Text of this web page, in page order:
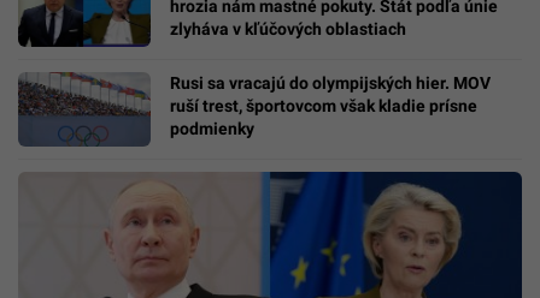
hrozia nám mastné pokuty. Štát podľa únie
zlyháva v kľúčových oblastiach
Rusi sa vracajú do olympijských hier. MOV
ruší trest, športovcom však kladie prísne
podmienky